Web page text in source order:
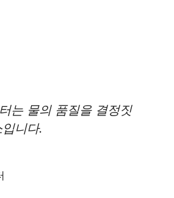
는 물의 품질을 결정짓
니다.